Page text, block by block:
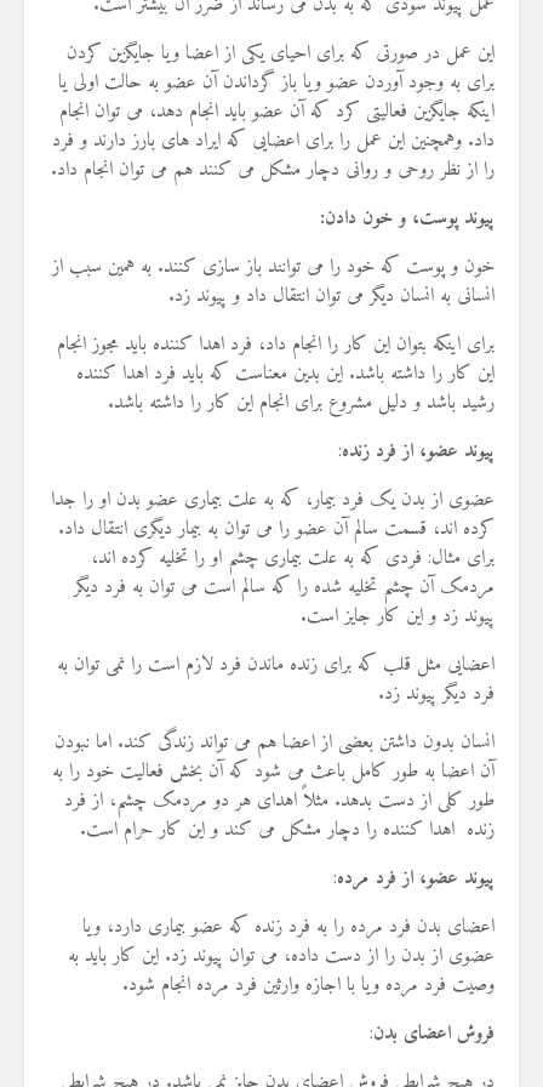
این عمل در صورتی که برای احیای یکی از اعضا ویا جایگزین کردن
برای به وجود آوردن عضو ویا باز گرداندن آن عضو به حالت اولی یا
اینکه جایگزین فعالیتی کرد که آن عضو باید انجام دهد، می توان انجام
داد. وهمچنین این عمل را برای اعضایی که ایراد های بارز دارند و فرد
را از نظر روحی و روانی دچار مشکل می کنند هم می توان انجام داد.
پیوند پوست، و خون دادن:
خون و پوست که خود را می توانند باز سازی کنند. به همین سبب از
انسانی به انسان دیگر می توان انتقال داد و پیوند زد.
برای اینکه بتوان این کار را انجام داد، فرد اهدا کننده باید مجوز انجام
این کار را داشته باشد. این بدین معناست که باید فرد اهدا کننده
رشید باشد و دلیل مشروع برای انجام این کار را داشته باشد.
پیوند عضو، از فرد زنده:
عضوی از بدن یک فرد بیمار، که به علت بیماری عضو بدن او را جدا
کرده اند، قسمت سالم آن عضو را می توان به بیمار دیگری انتقال داد.
برای مثال: فردی که به علت بیماری چشم او را تخلیه کرده اند،
مردمک آن چشم تخلیه شده را که سالم است می توان به فرد دیگر
پیوند زد و این کار جایز است.
اعضایی مثل قلب که برای زنده ماندن فرد لازم است را نمی توان به
فرد دیگر پیوند زد.
انسان بدون داشتن بعضی از اعضا هم می تواند زندگی کند. اما نبودن
آن اعضا به طور کامل باعث می شود که آن بخش فعالیت خود را به
طور کلی از دست بدهد. مثلاً اهدای هر دو مردمک چشم، از فرد
زنده اهدا کننده را دچار مشکل می کند و این کار حرام است.
پیوند عضو، از فرد مرده:
اعضای بدن فرد مرده را به فرد زنده که عضو بیماری دارد، ویا
عضوی از بدن را از دست داده، می توان پیوند زد. این کار باید به
وصیت فرد مرده ویا با اجازه وارثین فرد مرده انجام شود.
فروش اعضای بدن:
19 جولای 2026
36 نمایش ها